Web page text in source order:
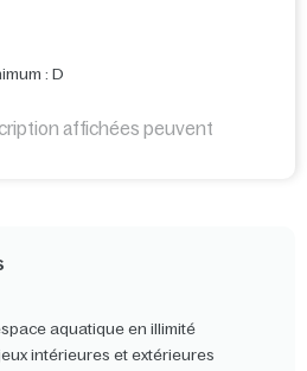
: D
affichées peuvent
aquatique en illimité
intérieures et extérieures